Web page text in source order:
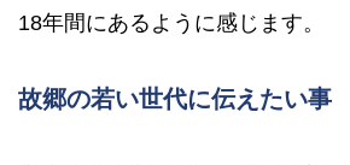
18年間にあるように感じます。
故郷の若い世代に伝えたい事